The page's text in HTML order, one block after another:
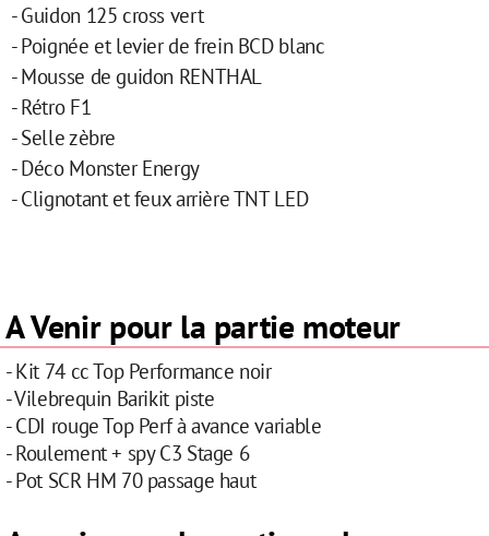
- Guidon 125 cross vert
- Poignée et levier de frein BCD blanc
- Mousse de guidon RENTHAL
- Rétro F1
- Selle zèbre
- Déco Monster Energy
- Clignotant et feux arrière TNT LED
A Venir pour la partie moteur
- Kit 74 cc Top Performance noir
- Vilebrequin Barikit piste
- CDI rouge Top Perf à avance variable
- Roulement + spy C3 Stage 6
- Pot SCR HM 70 passage haut